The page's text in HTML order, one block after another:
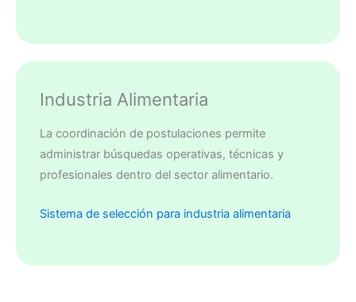
Industria Alimentaria
La coordinación de postulaciones permite
administrar búsquedas operativas, técnicas y
profesionales dentro del sector alimentario.
Sistema de selección para industria alimentaria